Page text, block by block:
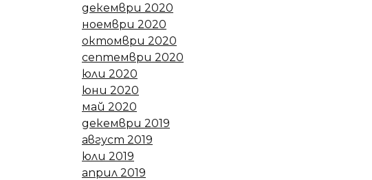
декември 2020
ноември 2020
октомври 2020
септември 2020
юли 2020
юни 2020
май 2020
декември 2019
август 2019
юли 2019
април 2019